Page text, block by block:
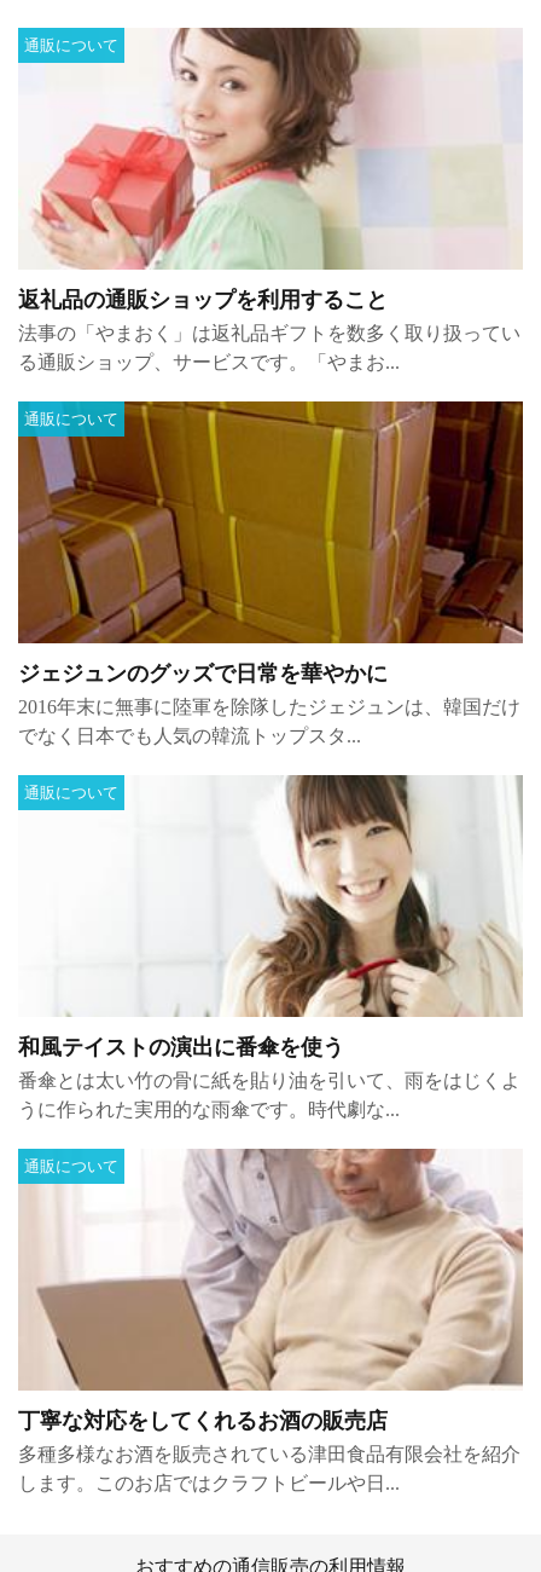
返礼品の通販ショップを利用すること
通販について
法事の「やまおく」は返礼品ギフトを数多く取り扱ってい
る通販ショップ、サービスです。「やまお...
ジェジュンのグッズで日常を華やかに
通販について
2016年末に無事に陸軍を除隊したジェジュンは、韓国だけ
でなく日本でも人気の韓流トップスタ...
和風テイストの演出に番傘を使う
通販について
番傘とは太い竹の骨に紙を貼り油を引いて、雨をはじくよ
うに作られた実用的な雨傘です。時代劇な...
丁寧な対応をしてくれるお酒の販売店
通販について
多種多様なお酒を販売されている津田食品有限会社を紹介
します。このお店ではクラフトビールや日...
おすすめの通信販売の利用情報